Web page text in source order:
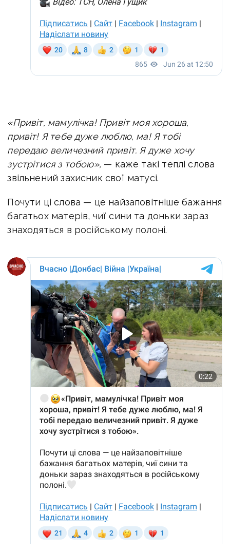
«Привіт, мамулічка! Привіт моя хороша,
привіт! Я тебе дуже люблю, ма! Я тобі
передаю величезний привіт. Я дуже хочу
зустрітися з тобою», — каже такі теплі слова
звільнений захисник свої матусі.
Почути ці слова — це найзаповітніше бажання
багатьох матерів, чиї сини та доньки зараз
знаходяться в російському полоні.